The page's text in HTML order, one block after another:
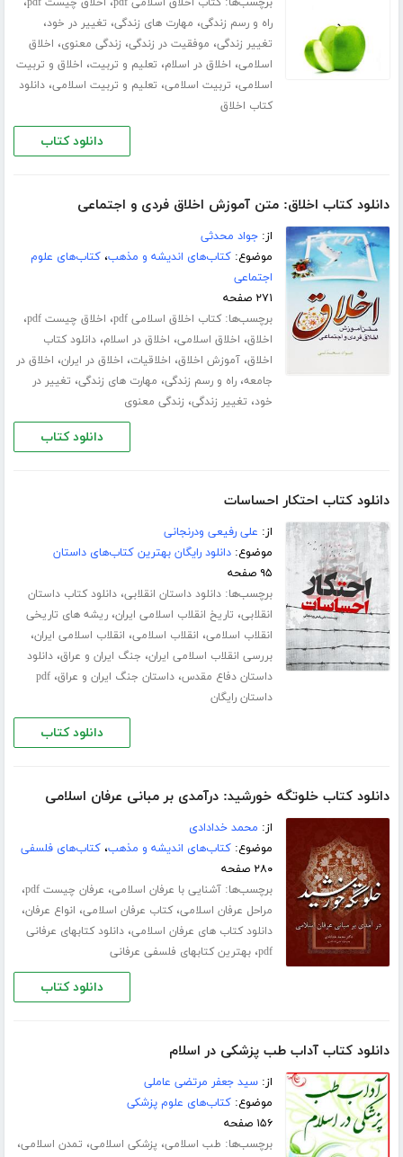
کتاب اخلاق اسلامی pdf اخلاق چیست pdf
راه و رسم زندگی، مهارت های زندگی، تغییر در خود،
تغییر زندگی، موفقیت در زندگی، زندگی معنوی، اخلاق
اسلامی، اخلاق در اسلام، تعلیم و تربیت، اخلاق و تربیت
اسلامی، تربیت اسلامی، تعلیم و تربیت اسلامی،دانلود
کتاب اخلاق
دانلود کتاب
دانلود کتاب اخلاق: متن آموزش اخلاق فردی و اجتماعی
از:جواد محدثی
موضوع:کتاب‌های اندیشه و مذهب،کتاب‌های علوم
اجتماعی
۲۷۱ صفحه
برچسب‌ها:کتاب اخلاق اسلامی pdf ، اخلاق چیست pdf ،
اخلاق، اخلاق اسلامی، اخلاق در اسلام،دانلود کتاب
اخلاق،آموزش اخلاق، اخلاقیات، اخلاق در ایران، اخلاق در
جامعه،راه و رسم زندگی، مهارت های زندگی، تغییر در
خود، تغییر زندگی، زندگی معنوی
دانلود کتاب
دانلود کتاب احتکار احساسات
از: علی رفیعی ودرنجانی
موضوع:دانلود رایگان بهترین کتاب‌های داستان
۹۵ صفحه
برچسب‌ها:دانلود داستان انقلابی،دانلود کتاب داستان
انقلابی، تاریخ انقلاب اسلامی ایران،ریشه های تاریخی
انقلاب اسلامی، انقلاب اسلامی، انقلاب اسلامی ایران،
بررسی انقلاب اسلامی ایران، جنگ ایران و عراق،دانلود
داستان دفاع مقدس،داستان جنگ ایران و عراق،pdf
داستان رایگان
دانلود کتاب
دانلود کتاب خلوتگه خورشید: درآمدی بر مبانی عرفان اسلامی
از: محمد خدادادی
موضوع:کتاب‌های اندیشه و مذهب،کتاب‌های فلسفی
۲۸۰ صفحه
برچسب‌ها:آشنایی با عرفان اسلامی، عرفان چیست pdf ،
مراحل عرفان اسلامی،کتاب عرفان اسلامی، انواع عرفان،
دانلود کتاب های عرفان اسلامی،دانلود کتابهای عرفانی
pdf،بهترین کتابهای فلسفی عرفانی
دانلود کتاب
دانلود کتاب آداب طب پزشکی در اسلام
از:سید جعفر مرتضی عاملی
موضوع:کتاب‌های علوم پزشکی
۱۵۶ صفحه
برچسب‌ها: طب اسلامی، پزشکی اسلامی، تمدن اسلامی،